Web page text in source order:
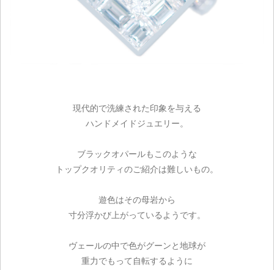
現代的で洗練された印象を与える
ハンドメイドジュエリー。
ブラックオパールもこのような
トップクオリティのご紹介は難しいもの。
遊色はその母岩から
寸分浮かび上がっているようです。
ヴェールの中で色がグーンと地球が
重力でもって自転するように
カートを見る
お買い物を続ける